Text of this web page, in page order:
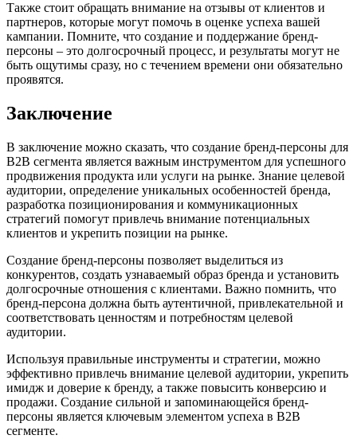
Также стоит обращать внимание на отзывы от клиентов и
партнеров, которые могут помочь в оценке успеха вашей
кампании. Помните, что создание и поддержание бренд-
персоны – это долгосрочный процесс, и результаты могут не
быть ощутимы сразу, но с течением времени они обязательно
проявятся.
Заключение
В заключение можно сказать, что создание бренд-персоны для
B2B сегмента является важным инструментом для успешного
продвижения продукта или услуги на рынке. Знание целевой
аудитории, определение уникальных особенностей бренда,
разработка позиционирования и коммуникационных
стратегий помогут привлечь внимание потенциальных
клиентов и укрепить позиции на рынке.
Создание бренд-персоны позволяет выделиться из
конкурентов, создать узнаваемый образ бренда и установить
долгосрочные отношения с клиентами. Важно помнить, что
бренд-персона должна быть аутентичной, привлекательной и
соответствовать ценностям и потребностям целевой
аудитории.
Используя правильные инструменты и стратегии, можно
эффективно привлечь внимание целевой аудитории, укрепить
имидж и доверие к бренду, а также повысить конверсию и
продажи. Создание сильной и запоминающейся бренд-
персоны является ключевым элементом успеха в B2B
сегменте.